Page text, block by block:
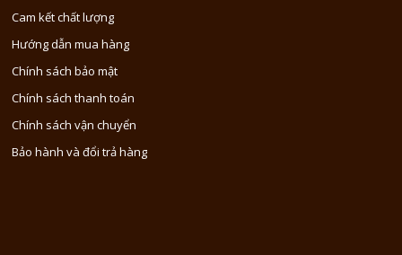
Cam kết chất lượng
Hướng dẫn mua hàng
Chính sách bảo mật
Chính sách thanh toán
Chính sách vận chuyển
Bảo hành và đổi trả hàng